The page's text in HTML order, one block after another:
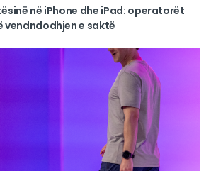
në iPhone dhe iPad: operatorët
vendndodhjen e saktë